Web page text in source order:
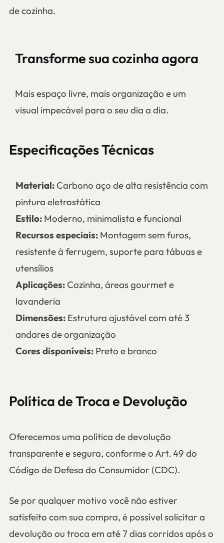
de cozinha.
Transforme sua cozinha agora
Mais espaço livre, mais organização e um
visual impecável para o seu dia a dia.
Especificações Técnicas
Material: Carbono aço de alta resistência com
pintura eletrostática
Estilo: Moderno, minimalista e funcional
Recursos especiais: Montagem sem furos,
resistente à ferrugem, suporte para tábuas e
utensílios
Aplicações: Cozinha, áreas gourmet e
lavanderia
Dimensões: Estrutura ajustável com até 3
andares de organização
Cores disponíveis: Preto e branco
Política de Troca e Devolução
Oferecemos uma política de devolução
transparente e segura, conforme o Art. 49 do
Código de Defesa do Consumidor (CDC).
Se por qualquer motivo você não estiver
satisfeito com sua compra, é possível solicitar a
devolução ou troca em até 7 dias corridos após o